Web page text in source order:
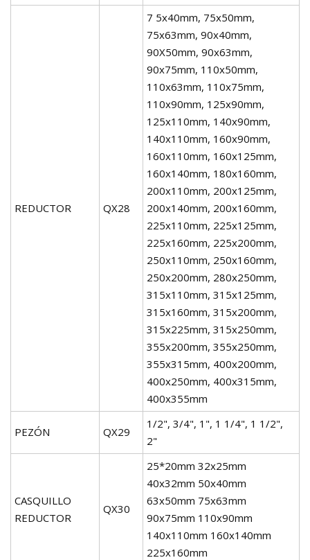
REDUCTOR QX28
7 5x40mm, 75x50mm,
75x63mm, 90x40mm,
90X50mm, 90x63mm,
90x75mm, 110x50mm,
110x63mm, 110x75mm,
110x90mm, 125x90mm,
125x110mm, 140x90mm,
140x110mm, 160x90mm,
160x110mm, 160x125mm,
160x140mm, 180x160mm,
200x110mm, 200x125mm,
200x140mm, 200x160mm,
225x110mm, 225x125mm,
225x160mm, 225x200mm,
250x110mm, 250x160mm,
250x200mm, 280x250mm,
315x110mm, 315x125mm,
315x160mm, 315x200mm,
315x225mm, 315x250mm,
355x200mm, 355x250mm,
355x315mm, 400x200mm,
400x250mm, 400x315mm,
400x355mm
PEZÓN QX29
1/2", 3/4", 1", 1 1/4", 1 1/2",
2"
CASQUILLO
REDUCTOR
QX30
25*20mm 32x25mm
40x32mm 50x40mm
63x50mm 75x63mm
90x75mm 110x90mm
140x110mm 160x140mm
225x160mm